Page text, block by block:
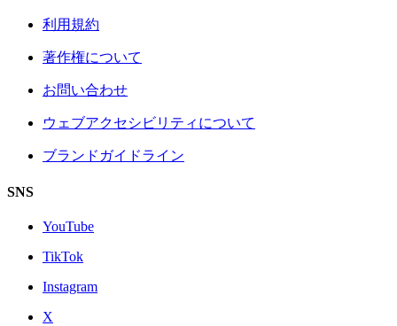
利用規約
著作権について
お問い合わせ
ウェブアクセシビリティについて
ブランドガイドライン
SNS
YouTube
TikTok
Instagram
X